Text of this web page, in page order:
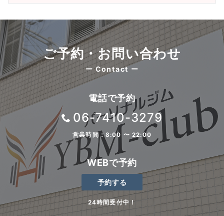
ご予約・お問い合わせ
ー Contact ー
電話で予約
06-7410-3279
営業時間：8:00 〜 22:00
WEBで予約
予約する
24時間受付中！